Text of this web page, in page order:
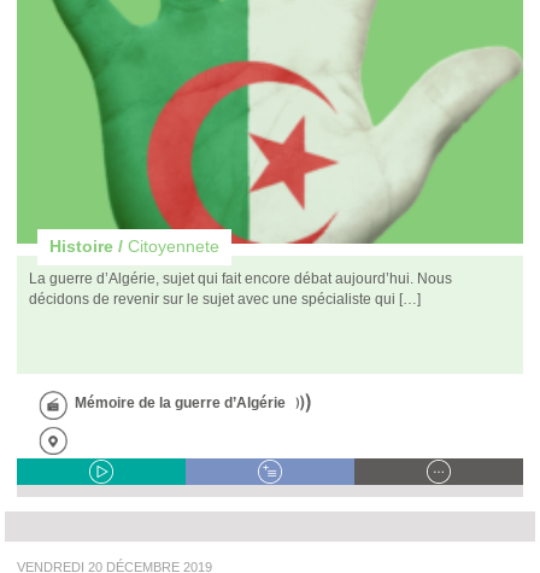
Histoire / Citoyennete
La guerre d’Algérie, sujet qui fait encore débat aujourd’hui. Nous
décidons de revenir sur le sujet avec une spécialiste qui […]
Mémoire de la guerre d’Algérie
VENDREDI 20 DÉCEMBRE 2019